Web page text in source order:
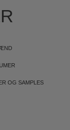
OG SAMPLES